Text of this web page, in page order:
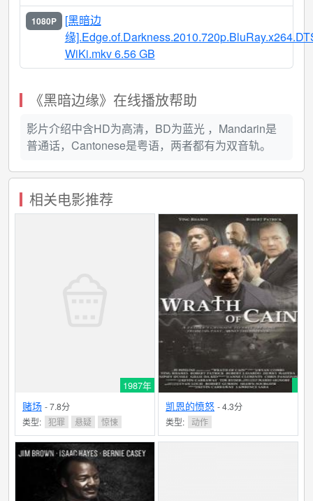
1080P
[黑暗边
缘
WiKi.mkv 6.56 GB
《黑暗边缘》在线播放帮助
影片介绍中含HD为高清，BD为蓝光 ，Mandarin是
普通话，Cantonese是粤语，两者都有为双音轨。
相关电影推荐
1987年
赌场 - 7.8分
类型: 犯罪 悬疑 惊悚
凯恩的愤怒 - 4.3分
类型:
动作